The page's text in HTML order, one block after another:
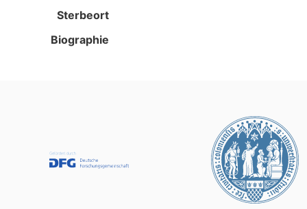
Sterbeort
Biographie